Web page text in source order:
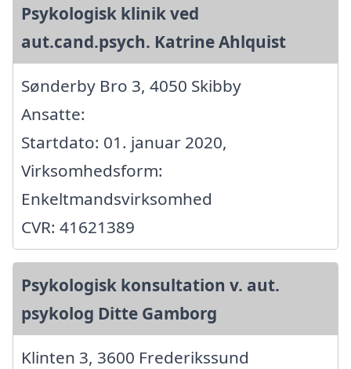
Psykologisk klinik ved
aut.cand.psych. Katrine Ahlquist
Sønderby Bro 3, 4050 Skibby
Ansatte:
Startdato: 01. januar 2020,
Virksomhedsform:
Enkeltmandsvirksomhed
CVR: 41621389
Psykologisk konsultation v. aut.
psykolog Ditte Gamborg
Klinten 3, 3600 Frederikssund